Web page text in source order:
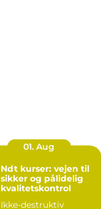
01. Aug
Ndt kurser: vejen til
sikker og pålidelig
kvalitetskontrol
Ikke-destruktiv